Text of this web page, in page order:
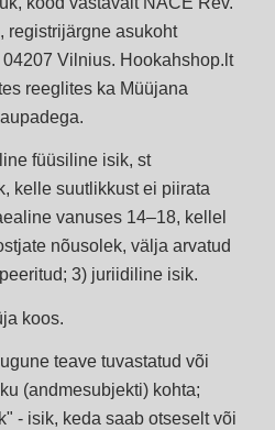
registrijärgne asukoht
Vilnius. Hookahshop.lt
reeglites ka Müüjana
füüsiline isik, st
kelle suutlikkust ei piirata
vanuses 14–18, kellel
nõusolek, välja arvatud
3) juriidiline isik.
koos.
teave tuvastatud või
(andmesubjekti) kohta;
- isik, keda saab otseselt või